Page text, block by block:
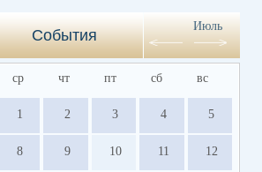
События
Июль
ср чт пт сб вс
1 2 3 4 5
8 9 10 11 12